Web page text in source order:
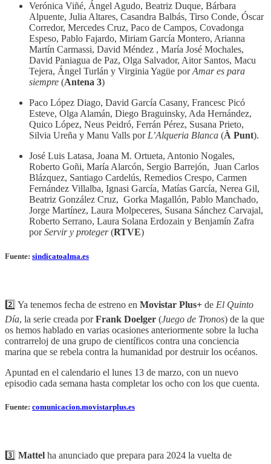
Verónica Viñé, Ángel Agudo, Beatriz Duque, Bárbara
Alpuente, Julia Altares, Casandra Balbás, Tirso Conde, Óscar
Corredor, Mercedes Cruz, Paco de Campos, Covadonga
Espeso, Pablo Fajardo, Miriam García Montero, Arianna
Martín Carmassi, David Méndez , María José Mochales,
David Paniagua de Paz, Olga Salvador, Aitor Santos, Macu
Tejera, Ángel Turlán y Virginia Yagüe porAmar es para
siempre (Antena 3)
Paco López Diago, David García Casany, Francesc Picó
Esteve, Olga Alamán, Diego Braguinsky, Ada Hernández,
Quico López, Neus Peidró, Ferrán Pérez, Susana Prieto,
Silvia Ureña y Manu Valls por L’Alqueria Blanca (À Punt).
José Luis Latasa, Joana M. Ortueta, Antonio Nogales,
Roberto Goñi, María Alarcón, Sergio Barrejón, Juan Carlos
Blázquez, Santiago Cardelús, Remedios Crespo, Carmen
Fernández Villalba, Ignasi García, Matías García, Nerea Gil,
Beatriz González Cruz, Gorka Magallón, Pablo Manchado,
Jorge Martínez, Laura Molpeceres, Susana Sánchez Carvajal,
Roberto Serrano, Laura Solana Erdozain y Benjamín Zafra
porServir y proteger(RTVE)
Fuente: sindicatoalma.es
2️⃣ Ya tenemos fecha de estreno en Movistar Plus+ de El Quinto
Día, la serie creada porFrank Doelger (Juego de Tronos) de la que
os hemos hablado en varias ocasiones anteriormente sobre la lucha
contrarreloj de una grupo de científicos contra una conciencia
marina que se rebela contra la humanidad por destruir los océanos.
Apuntad en el calendario el lunes 13 de marzo, con un nuevo
episodio cada semana hasta completar los ocho con los que cuenta.
Fuente: comunicacion.movistarplus.es
3️⃣ Mattel ha anunciado que prepara para 2024 la vuelta de